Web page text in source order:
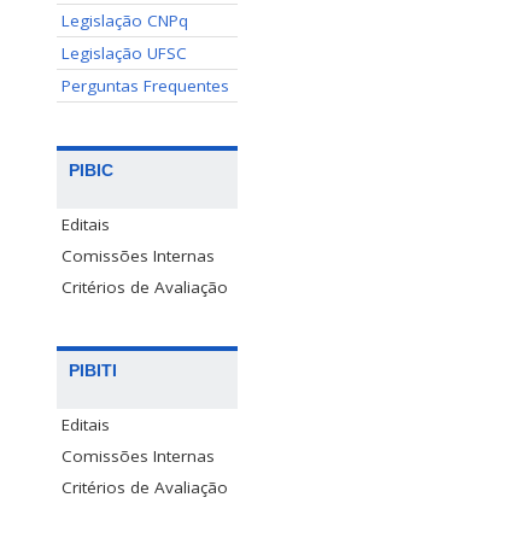
Legislação CNPq
Legislação UFSC
Perguntas Frequentes
PIBIC
Editais
Comissões Internas
Critérios de Avaliação
PIBITI
Editais
Comissões Internas
Critérios de Avaliação